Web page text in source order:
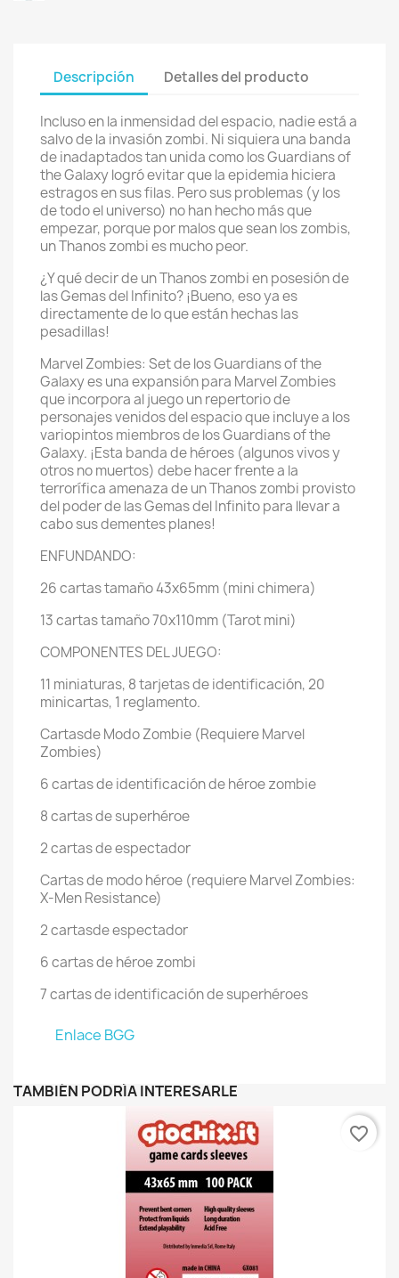
Descripción Detalles del producto
Incluso en la inmensidad del espacio, nadie está a
salvo de la invasión zombi. Ni siquiera una banda
de inadaptados tan unida como los Guardians of
the Galaxy logró evitar que la epidemia hiciera
estragos en sus filas. Pero sus problemas (y los
de todo el universo) no han hecho más que
empezar, porque por malos que sean los zombis,
un Thanos zombi es mucho peor.
¿Y qué decir de un Thanos zombi en posesión de
las Gemas del Infinito? ¡Bueno, eso ya es
directamente de lo que están hechas las
pesadillas!
Marvel Zombies: Set de los Guardians of the
Galaxy es una expansión para Marvel Zombies
que incorpora al juego un repertorio de
personajes venidos del espacio que incluye a los
variopintos miembros de los Guardians of the
Galaxy. ¡Esta banda de héroes (algunos vivos y
otros no muertos) debe hacer frente a la
terrorífica amenaza de un Thanos zombi provisto
del poder de las Gemas del Infinito para llevar a
cabo sus dementes planes!
ENFUNDANDO:
26 cartas tamaño 43x65mm (mini chimera)
13 cartas tamaño 70x110mm (Tarot mini)
COMPONENTES DEL JUEGO:
11 miniaturas, 8 tarjetas de identificación, 20
minicartas, 1 reglamento.
Cartasde Modo Zombie (Requiere Marvel
Zombies)
6 cartas de identificación de héroe zombie
8 cartas de superhéroe
2 cartas de espectador
Cartas de modo héroe (requiere Marvel Zombies:
X-Men Resistance)
2 cartasde espectador
6 cartas de héroe zombi
7 cartas de identificación de superhéroes
Enlace BGG
TAMBIÉN PODRÍA INTERESARLE
favorite_border